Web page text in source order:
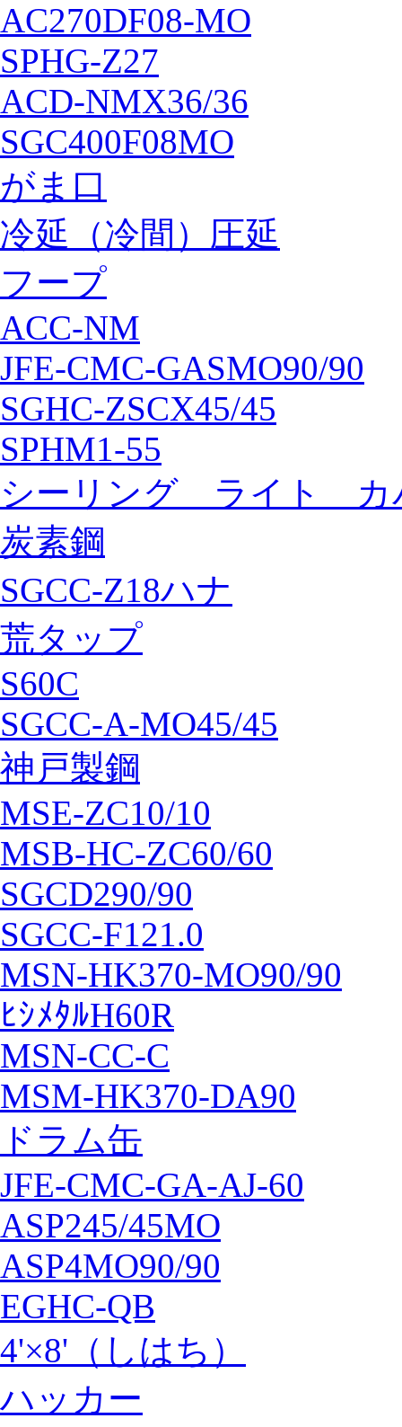
AC270DF08-MO
SPHG-Z27
ACD-NMX36/36
SGC400F08MO
がま口
冷延（冷間）圧延
フープ
ACC-NM
JFE-CMC-GASMO90/90
SGHC-ZSCX45/45
SPHM1-55
シーリング ライト カ
炭素鋼
SGCC-Z18ハナ
荒タップ
S60C
SGCC-A-MO45/45
神戸製鋼
MSE-ZC10/10
MSB-HC-ZC60/60
SGCD290/90
SGCC-F121.0
MSN-HK370-MO90/90
ﾋｼﾒﾀﾙH60R
MSN-CC-C
MSM-HK370-DA90
ドラム缶
JFE-CMC-GA-AJ-60
ASP245/45MO
ASP4MO90/90
EGHC-QB
4'×8'（しはち）
ハッカー